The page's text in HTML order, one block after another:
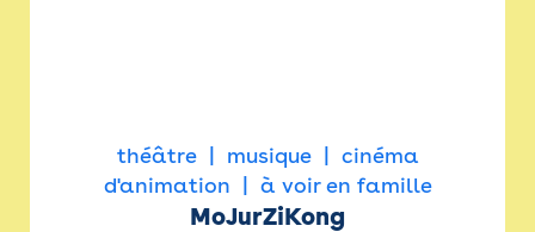
théâtre musique
cinéma
d'animation
à voir en famille
MoJurZiKong